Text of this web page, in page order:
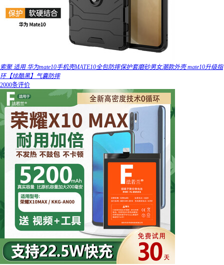
索聚 适用 华为mate10手机壳MATE10全包防摔保护套磨砂男女潮款外壳 mate10升级指
环【炫酷黑】气囊防摔
2000条评价